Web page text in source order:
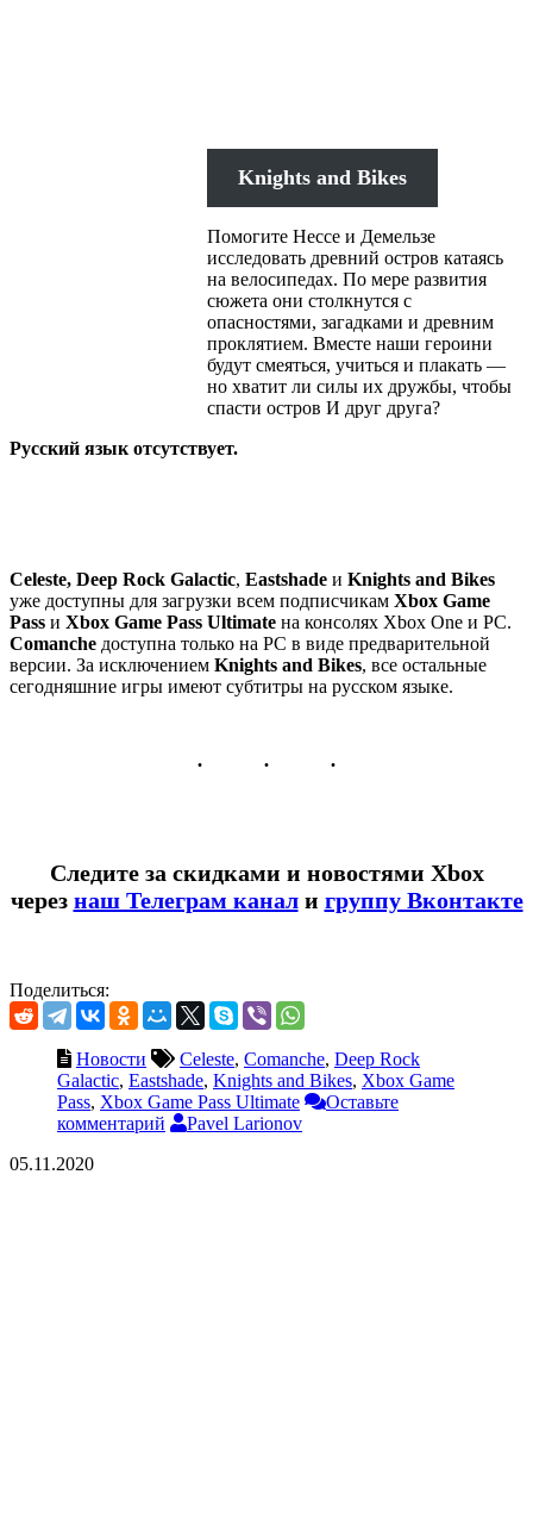
Knights and Bikes
Помогите Нессе и Демельзе
исследовать древний остров катаясь
на велосипедах. По мере развития
сюжета они столкнутся с
опасностями, загадками и древним
проклятием. Вместе наши героини
будут смеяться, учиться и плакать —
но хватит ли силы их дружбы, чтобы
спасти остров И друг друга?
Русский язык отсутствует.
Celeste, Deep Rock Galactic, Eastshade и Knights and Bikes
уже доступны для загрузки всем подписчикам Xbox Game
Pass и Xbox Game Pass Ultimate на консолях Xbox One и PC.
Comanche доступна только на PC в виде предварительной
версии. За исключением Knights and Bikes, все остальные
сегодняшние игры имеют субтитры на русском языке.
Следите за скидками и новостями Xbox
через наш Телеграм канали группу Вконтакте
Поделиться:
Новости Celeste, Comanche, Deep Rock
Galactic, Eastshade, Knights and Bikes, Xbox Game
Pass, Xbox Game Pass Ultimate
Оставьте
комментарий
Pavel Larionov
05.11.2020